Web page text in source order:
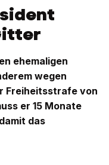
ehemaligen
wegen
Freiheitsstrafe von
er 15 Monate
das